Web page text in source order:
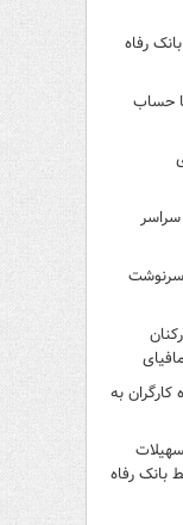
رفاه
حساب
سراسر
به
ریال تسهیلات
بانک رفاه